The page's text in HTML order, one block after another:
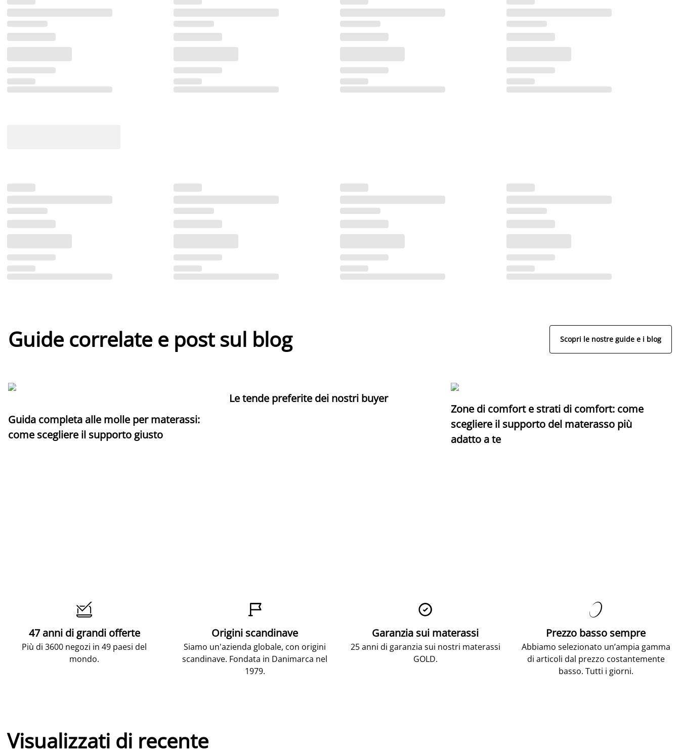
Guide correlate e post sul blog Scopri le nostre guide e i blog
Guida completa alle molle per materassi:
come scegliere il supporto giusto
Le tende preferite dei nostri buyer
Zone di comfort e strati di comfort: come
scegliere il supporto del materasso più
adatto a te

47 anni di grandi offerte
Più di 3600 negozi in 49 paesi del
mondo.

Origini scandinave
Siamo un'azienda globale, con origini
scandinave. Fondata in Danimarca nel
1979.

Garanzia sui materassi
25 anni di garanzia sui nostri materassi
GOLD.

Prezzo basso sempre
Abbiamo selezionato un’ampia gamma
di articoli dal prezzo costantemente
basso. Tutti i giorni.
Visualizzati di recente